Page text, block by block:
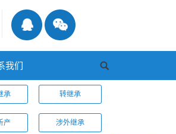
我们
承 转继承
产 涉外继承